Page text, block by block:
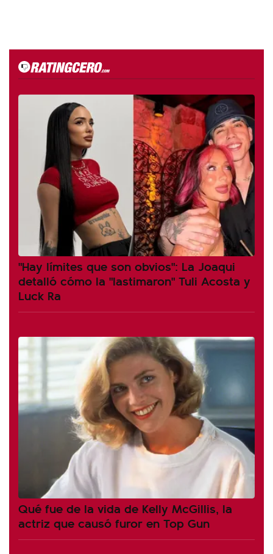
"Hay límites que son obvios": La Joaqui
detalló cómo la "lastimaron" Tuli Acosta y
Luck Ra
Qué fue de la vida de Kelly McGillis, la
actriz que causó furor en Top Gun